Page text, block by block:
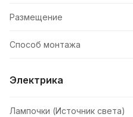
Размещение
Способ монтажа
Электрика
Лампочки (Источник света)